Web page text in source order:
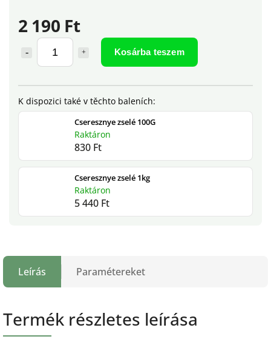
2 190 Ft
Kosárba teszem
Cseresznye zselé 100G
Raktáron
830 Ft
Cseresznye zselé 1kg
Raktáron
5 440 Ft
Leírás Paramétereket
Termék részletes leírása